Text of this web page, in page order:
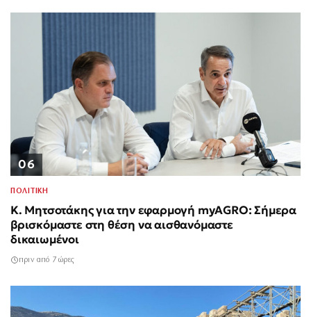
06
ΠΟΛΙΤΙΚΗ
Κ. Μητσοτάκης για την εφαρμογή myAGRO: Σήμερα
βρισκόμαστε στη θέση να αισθανόμαστε
δικαιωμένοι
πριν από 7 ώρες